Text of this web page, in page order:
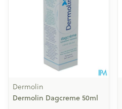
Dermolin
Dermolin Dagcreme 50ml